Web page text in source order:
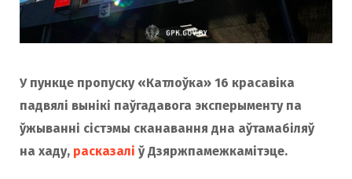
У пункце пропуску «Катлоўка» 16 красавіка
падвялі вынікі паўгадавога эксперыменту па
ўжыванні сістэмы сканавання дна аўтамабіляў
на хаду, расказалі ў Дзяржпамежкамітэце.